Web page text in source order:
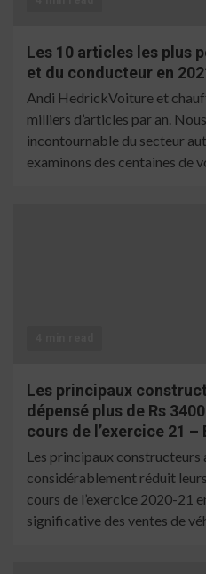
Les 10 articles les plus
et du conducteur en
Andi HedrickVoiture et
milliers d’articles par an.
incontournable du secteur
examinons des centaines de
Les principaux
dépensé plus de Rs
cours de l’exercice 21
Les principaux
considérablement réduit
cours de l’exercice 2020-21
significative des ventes de